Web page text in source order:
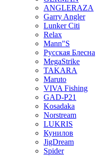
ANGLERAZA
Garry Angler
Lunker Citi
Relax
Mann"S
Русская Блесна
MegaStrike
TAKARA
Maruto
VIVA Fishing
GAD-P21
Kosadaka
Norstream
LUKRIS
Кунилов
JigDream
Spider